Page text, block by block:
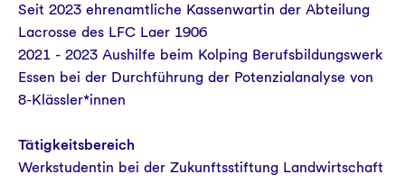
Wo wir aktiv sind
Aktuelles
Seit 2023 ehrenamtliche Kassenwartin der Abteilung
Lacrosse des LFC Laer 1906
2021 - 2023 Aushilfe beim Kolping Berufsbildungswerk
Essen bei der Durchführung der Potenzialanalyse von
8-Klässler*innen
Tätigkeitsbereich
Werkstudentin bei der Zukunftsstiftung Landwirtschaft